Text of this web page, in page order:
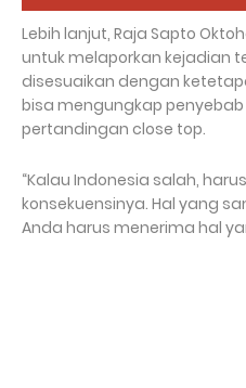
Lebih lanjut, Raja Sapto
untuk melaporkan kejadian
disesuaikan dengan
bisa mengungkap
pertandingan close top.
“Kalau Indonesia salah,
konsekuensinya. Hal yang
Anda harus menerima hal